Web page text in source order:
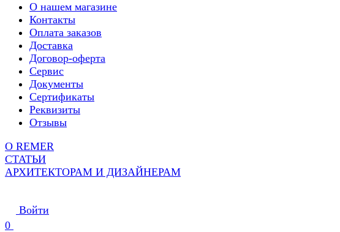
О нашем магазине
Контакты
Оплата заказов
Доставка
Договор-оферта
Сервис
Документы
Сертификаты
Реквизиты
Отзывы
О REMER
СТАТЬИ
АРХИТЕКТОРАМ И ДИЗАЙНЕРАМ
Войти
0